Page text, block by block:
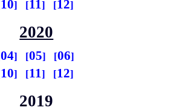
10 11 12
2020
04 05
06
10 11 12
2019